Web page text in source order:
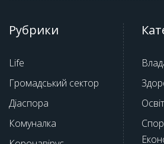
Рубрики
Life
Громадський сектор
Діаспора
Комуналка